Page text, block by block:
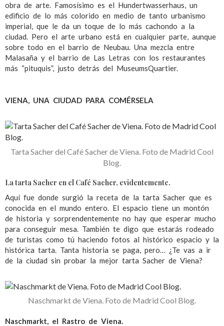
obra de arte. Famosísimo es el Hundertwasserhaus, un
edificio de lo más colorido en medio de tanto urbanismo
imperial, que le da un toque de lo más cachondo a la
ciudad. Pero el arte urbano está en cualquier parte, aunque
sobre todo en el barrio de Neubau. Una mezcla entre
Malasaña y el barrio de Las Letras con los restaurantes
más “pituquis”, justo detrás del MuseumsQuartier.
VIENA, UNA CIUDAD PARA COMÉRSELA
Tarta Sacher del Café Sacher de Viena. Foto de Madrid Cool
Blog.
La tarta Sacher en el Café Sacher, evidentemente.
Aquí fue donde surgió la receta de la tarta Sacher que es
conocida en el mundo entero. El espacio tiene un montón
de historia y sorprendentemente no hay que esperar mucho
para conseguir mesa. También te digo que estarás rodeado
de turistas como tú haciendo fotos al histórico espacio y la
histórica tarta. Tanta historia se paga, pero… ¿Te vas a ir
de la ciudad sin probar la mejor tarta Sacher de Viena?
Naschmarkt de Viena. Foto de Madrid Cool Blog.
Naschmarkt, el Rastro de Viena.